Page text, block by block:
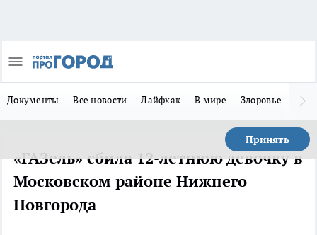
Документы Все новости Лайфхак В мире Здоровье
Принять
«ГАЗель» сбила 12-летнюю девочку в
Московском районе Нижнего
Новгорода